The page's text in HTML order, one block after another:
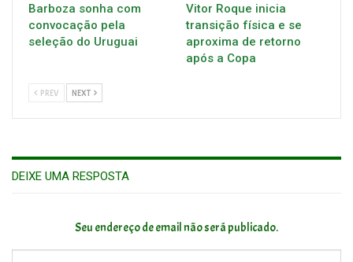
Barboza sonha com
convocação pela
seleção do Uruguai
Vitor Roque inicia
transição física e se
aproxima de retorno
após a Copa
PREV NEXT
DEIXE UMA RESPOSTA
Seu endereço de email não será publicado.